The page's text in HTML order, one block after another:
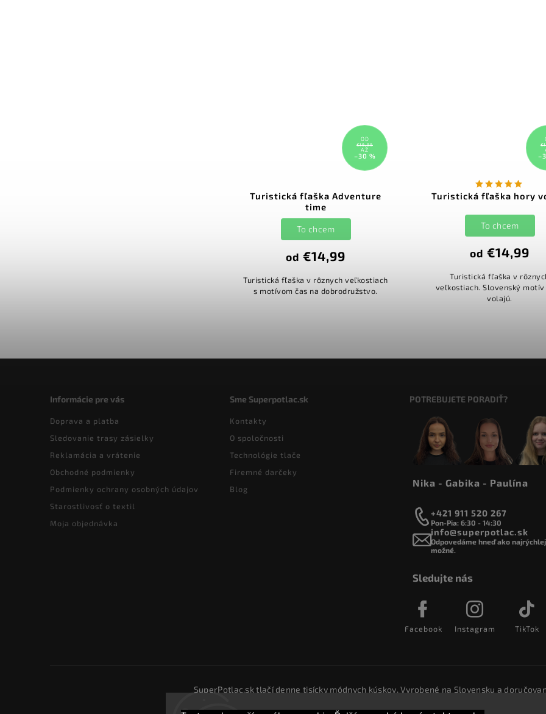
OD
€19,99
AŽ
–30 %
Turistická fľaška Adventure
time
od €14,99
To chcem
Turistická fľaška v rôznych veľkostiach
s motívom čas na dobrodružstvo.
Turistická fľaška hory
od €14,99
To chcem
Turistická fľaška v
veľkostiach. Slovenský
volajú.
Informácie pre vás
Doprava a platba
Sledovanie trasy zásielky
Reklamácia a vrátenie
Obchodné podmienky
Podmienky ochrany osobných údajov
Starostlivosť o textil
Moja objednávka
Sme Superpotlac.sk
Kontakty
O spoločnosti
Technológie tlače
Firemné darčeky
Blog
POTREBUJETE PORADIŤ?
Nika - Gabika - Paulína
+421 911 520 267
Pon-Pia: 6:30 - 14:30
info@superpotlac.sk
Odpovedáme hneď ako
možné.
Sledujte nás
Facebook Instagram TikTok
SuperPotlac.sk tlačí denne tisícky módnych kúskov. Vyrobené na Slovensku a